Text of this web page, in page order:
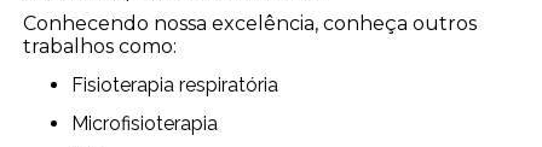
Conhecendo nossa excelência, conheça outros
trabalhos como:
Fisioterapia respiratória
Microfisioterapia